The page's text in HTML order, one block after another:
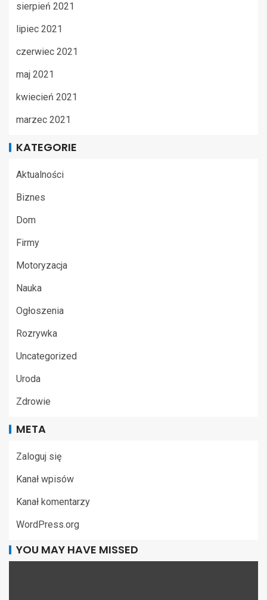
sierpień 2021
lipiec 2021
czerwiec 2021
maj 2021
kwiecień 2021
marzec 2021
KATEGORIE
Aktualności
Biznes
Dom
Firmy
Motoryzacja
Nauka
Ogłoszenia
Rozrywka
Uncategorized
Uroda
Zdrowie
META
Zaloguj się
Kanał wpisów
Kanał komentarzy
WordPress.org
YOU MAY HAVE MISSED